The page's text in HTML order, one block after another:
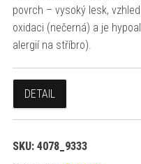
povrch – vysoký lesk,
oxidaci (nečerná) a je
alergií na stříbro).
DETAIL
SKU: 4078_9333